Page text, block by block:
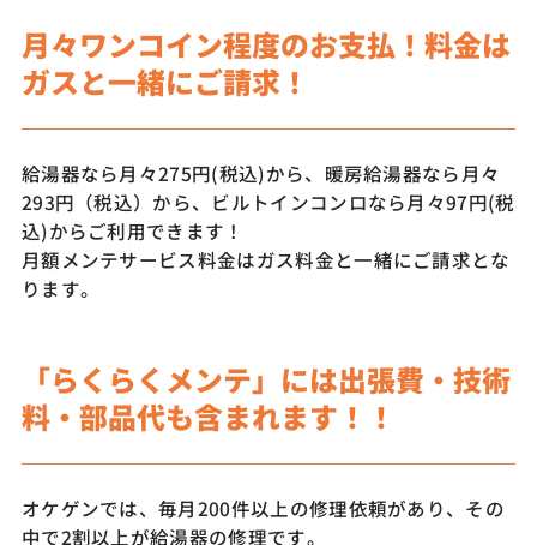
月々ワンコイン程度のお支払！料金は
ガスと一緒にご請求！
給湯器なら月々275円(税込)から、暖房給湯器なら月々
293円（税込）から、ビルトインコンロなら月々97円(税
込)からご利用できます！
月額メンテサービス料金はガス料金と一緒にご請求とな
ります。
「らくらくメンテ」には出張費・技術
料・部品代も含まれます！！
オケゲンでは、毎月200件以上の修理依頼があり、その
中で2割以上が給湯器の修理です。